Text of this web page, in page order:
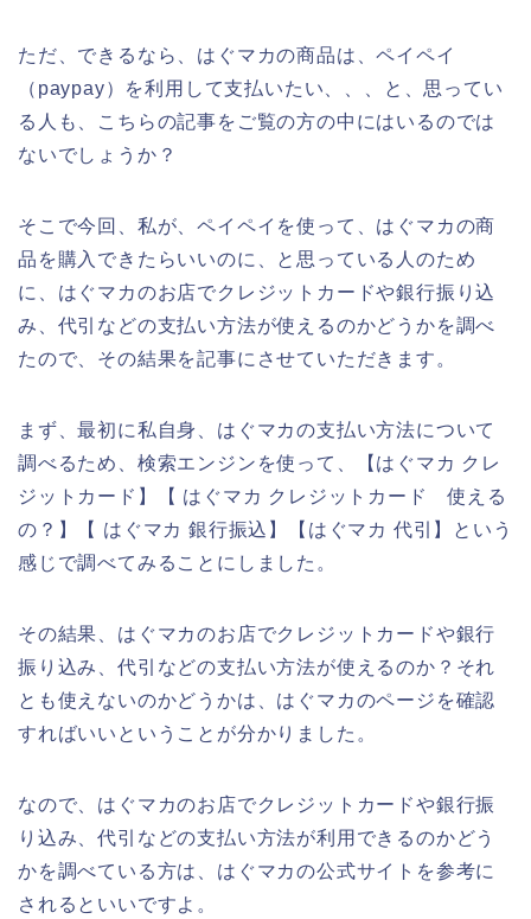
ただ、できるなら、はぐマカの商品は、ペイペイ
（paypay）を利用して支払いたい、、、と、思ってい
る人も、こちらの記事をご覧の方の中にはいるのでは
ないでしょうか？
そこで今回、私が、ペイペイを使って、はぐマカの商
品を購入できたらいいのに、と思っている人のため
に、はぐマカのお店でクレジットカードや銀行振り込
み、代引などの支払い方法が使えるのかどうかを調べ
たので、その結果を記事にさせていただきます。
まず、最初に私自身、はぐマカの支払い方法について
調べるため、検索エンジンを使って、【はぐマカ クレ
ジットカード】【 はぐマカ クレジットカード 使える
の？】【 はぐマカ 銀行振込】【はぐマカ 代引】という
感じで調べてみることにしました。
その結果、はぐマカのお店でクレジットカードや銀行
振り込み、代引などの支払い方法が使えるのか？それ
とも使えないのかどうかは、はぐマカのページを確認
すればいいということが分かりました。
なので、はぐマカのお店でクレジットカードや銀行振
り込み、代引などの支払い方法が利用できるのかどう
かを調べている方は、はぐマカの公式サイトを参考に
されるといいですよ。